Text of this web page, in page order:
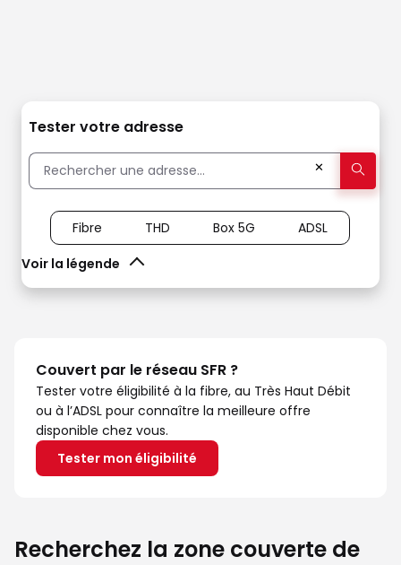
Tester votre adresse
✕
Voir la légende
Fibre THD Box 5G ADSL
Couvert par le réseau SFR ?
Tester votre éligibilité à la fibre, au Très Haut Débit
ou à l’ADSL pour connaître la meilleure offre
disponible chez vous.
Tester mon éligibilité
Recherchez la zone couverte de